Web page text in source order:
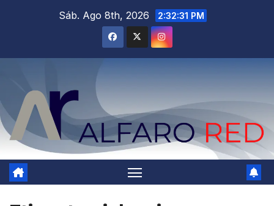
Sáb. Ago 8th, 2026 2:32:32 PM